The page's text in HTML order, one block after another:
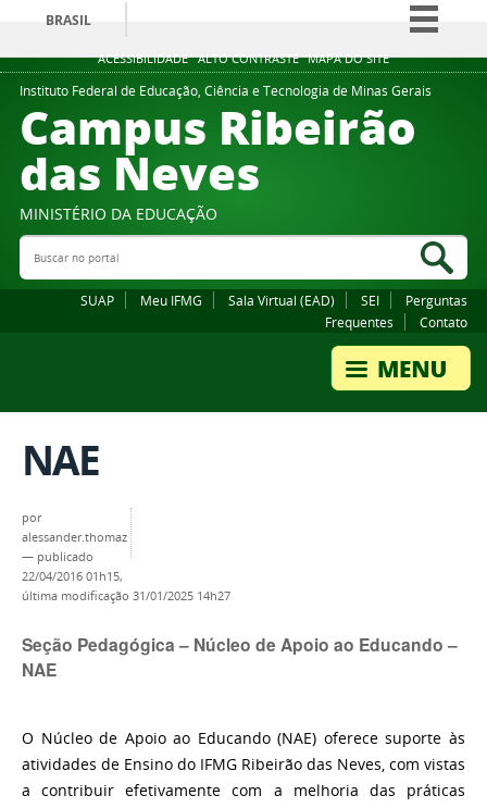
ACESSIBILIDADE ALTO CONTRASTE MAPA DO SITE
BRASIL
Simplifique!
Comunica BR
Participe
Instituto Federal de Educação, Ciência e Tecnologia de Minas Gerais
Campus Ribeirão
das Neves
MINISTÉRIO DA EDUCAÇÃO
Buscar no portal
SUAP Meu IFMG Sala Virtual (EAD) SEI
Perguntas
Frequentes
Contato
NAE
por
alessander.thomaz
— publicado
22/04/2016 01h15,
última modificação 31/01/2025 14h27
Seção Pedagógica – Núcleo de Apoio ao Educando –
NAE
O Núcleo de Apoio ao Educando (NAE) oferece suporte às
atividades de Ensino do IFMG Ribeirão das Neves, com vistas
a contribuir efetivamente com a melhoria das práticas